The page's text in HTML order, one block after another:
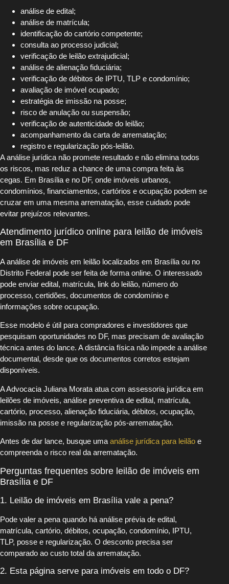
análise de edital;
análise de matrícula;
identificação do cartório competente;
consulta ao processo judicial;
verificação de leilão extrajudicial;
análise de alienação fiduciária;
verificação de débitos de IPTU, TLP e condomínio;
avaliação de imóvel ocupado;
estratégia de imissão na posse;
risco de anulação ou suspensão;
verificação de autenticidade do leilão;
acompanhamento da carta de arrematação;
registro e regularização pós-leilão.
A análise jurídica não promete resultado e não elimina todos
os riscos, mas reduz a chance de uma compra feita às
cegas. Em Brasília e no DF, onde imóveis urbanos,
condomínios, financiamentos, cartórios e ocupação podem se
cruzar em uma mesma arrematação, esse cuidado pode
evitar prejuízos relevantes.
Atendimento jurídico online para leilão de imóveis
em Brasília e DF
A análise de imóveis em leilão localizados em Brasília ou no
Distrito Federal pode ser feita de forma online. O interessado
pode enviar edital, matrícula, link do leilão, número do
processo, certidões, documentos de condomínio e
informações sobre ocupação.
Esse modelo é útil para compradores e investidores que
pesquisam oportunidades no DF, mas precisam de avaliação
técnica antes do lance. A distância física não impede a análise
documental, desde que os documentos corretos estejam
disponíveis.
A Advocacia Juliana Morata atua com assessoria jurídica em
leilões de imóveis, análise preventiva de edital, matrícula,
cartório, processo, alienação fiduciária, débitos, ocupação,
imissão na posse e regularização pós-arrematação.
Antes de dar lance, busque uma análise jurídica para leilão e
compreenda o risco real da arrematação.
Perguntas frequentes sobre leilão de imóveis em
Brasília e DF
1. Leilão de imóveis em Brasília vale a pena?
Pode valer a pena quando há análise prévia de edital,
matrícula, cartório, débitos, ocupação, condomínio, IPTU,
TLP, posse e regularização. O desconto precisa ser
comparado ao custo total da arrematação.
2. Esta página serve para imóveis em todo o DF?